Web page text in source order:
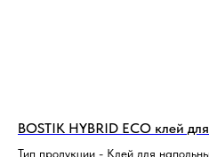
BOSTIK HYBRID ECO клей
Тип продукции - Клей для